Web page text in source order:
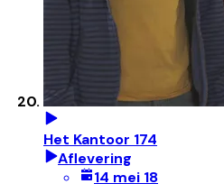
Het Kantoor 174
Aflevering
14 mei 18